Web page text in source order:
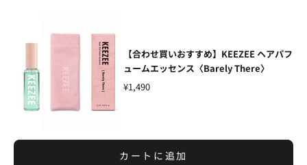
【合わせ買いおすすめ】KEEZEE ヘアパフ
ュームエッセンス〈Barely There〉
¥1,490
カートに追加